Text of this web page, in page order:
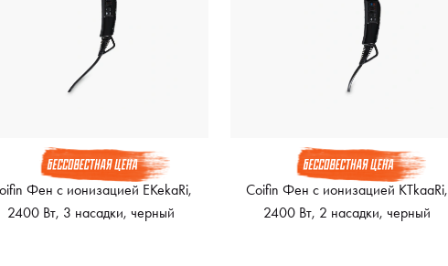
Фен с ионизацией EKekaRi,
2400 Вт, 3 насадки, черный
Coifin Фен с ионизацией KTkaaRi,
2400 Вт, 2 насадки, черный